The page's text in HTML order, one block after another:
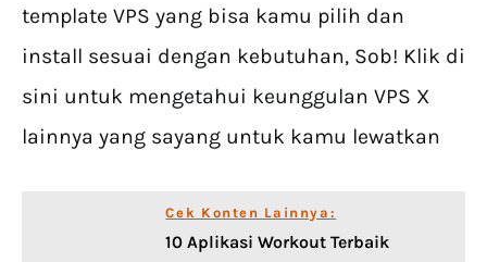
template VPS yang bisa kamu pilih dan
install sesuai dengan kebutuhan, Sob! Klik di
sini untuk mengetahui keunggulan VPS X
lainnya yang sayang untuk kamu lewatkan
Cek Konten Lainnya:
10 Aplikasi Workout Terbaik